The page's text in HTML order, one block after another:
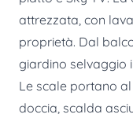
attrezzata, con
proprietà. Dal
giardino selvaggio
Le scale portano
doccia, scalda